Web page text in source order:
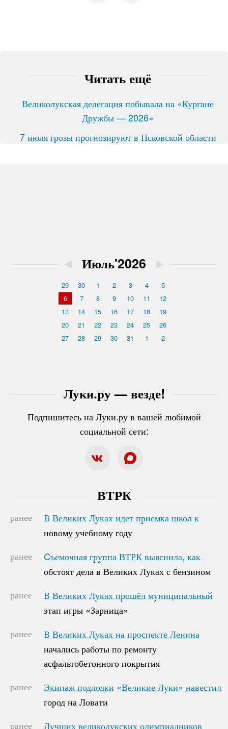
Читать ещё
Великолукская делегация побывала на «Кургане
Дружбы — 2026»
7 июля грозы прогнозируют в Псковской области
Луки.ру — везде!
Подпишитесь на Луки.ру в вашей любимой
социальной сети:
◄ Июль'2026 ►
29 30 1 2 3 4
5
6
7 8 9 10 11
12
13
14 15 16 17 18
19
20
21 22 23 24 25
26
27
28 29 30 31 1 2
ВТРК
ранее
В Великих Луках идет приемка школ к
новому учебному году
В Великих Луках идет приемка школ к
новому учебному году
ранее
Cъемочная группа ВТРК выяснила, как
обстоят дела в Великих Луках с бензином
Cъемочная группа ВТРК выяснила, как
обстоят дела в Великих Луках с бензином
ранее
В Великих Луках прошёл муниципальный
этап игры «Зарница»
В Великих Луках прошёл муниципальный
этап игры «Зарница»
ранее
В Великих Луках на проспекте Ленина
начались работы по ремонту
асфальтобетонного покрытия
В Великих Луках на проспекте Ленина
начались работы по ремонту
асфальтобетонного покрытия
ранее
Экипаж подлодки «Великие Луки» навестил
город на Ловати
Экипаж подлодки «Великие Луки» навестил
город на Ловати
ранее
Лучших великолукских олимпиадников
Лучших великолукских олимпиадников